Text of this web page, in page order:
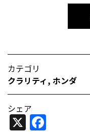
カテゴリ
クラリティ, ホンダ
シェア
X